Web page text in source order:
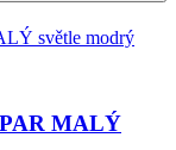
MALÝ